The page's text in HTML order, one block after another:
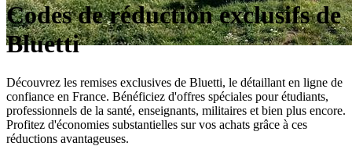
Codes de réduction exclusifs de
Bluetti
Découvrez les remises exclusives de Bluetti, le détaillant en ligne de
confiance en France. Bénéficiez d'offres spéciales pour étudiants,
professionnels de la santé, enseignants, militaires et bien plus encore.
Profitez d'économies substantielles sur vos achats grâce à ces
réductions avantageuses.